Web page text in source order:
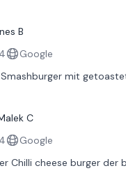
B
Google
mit
C
Google
Chilli cheese burger der